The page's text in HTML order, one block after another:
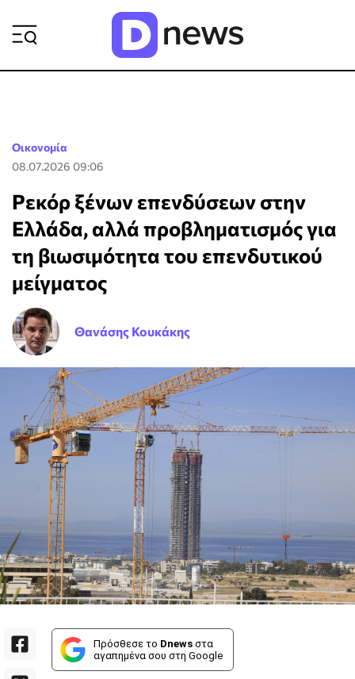
Οικονομία
08.07.2026 09:06
Ρεκόρ ξένων επενδύσεων στην
Ελλάδα, αλλά προβληματισμός για
τη βιωσιμότητα του επενδυτικού
μείγματος
Θανάσης Κουκάκης
Πρόσθεσε το Dnews στα
αγαπημένα σου στη Google